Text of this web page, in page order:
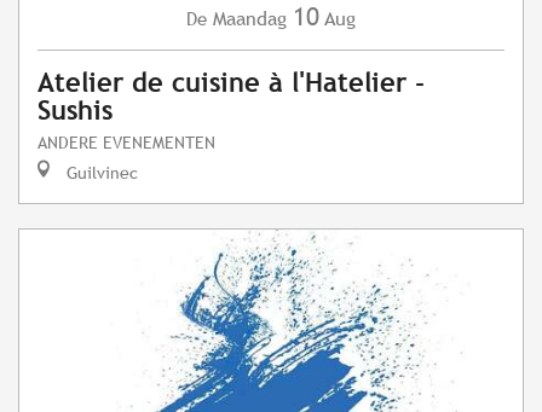
De Maandag 10 Aug
Atelier de cuisine à l'Hatelier -
Sushis
ANDERE EVENEMENTEN
Guilvinec